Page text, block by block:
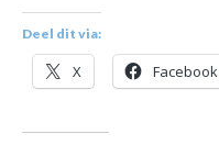
Deel dit via:
X Facebook